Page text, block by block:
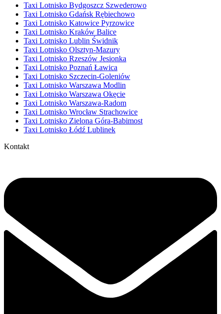
Taxi Lotnisko Bydgoszcz Szwederowo
Taxi Lotnisko Gdańsk Rębiechowo
Taxi Lotnisko Katowice Pyrzowice
Taxi Lotnisko Kraków Balice
Taxi Lotnisko Lublin Świdnik
Taxi Lotnisko Olsztyn-Mazury
Taxi Lotnisko Rzeszów Jesionka
Taxi Lotnisko Poznań Ławica
Taxi Lotnisko Szczecin-Goleniów
Taxi Lotnisko Warszawa Modlin
Taxi Lotnisko Warszawa Okęcie
Taxi Lotnisko Warszawa-Radom
Taxi Lotnisko Wrocław Strachowice
Taxi Lotnisko Zielona Góra-Babimost
Taxi Lotnisko Łódź Lublinek
Kontakt